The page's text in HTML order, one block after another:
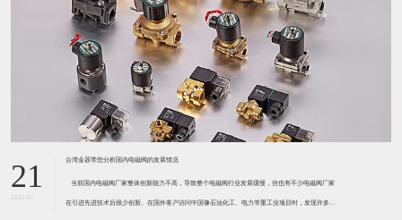
21
2021-01
台湾金器带您分析国内电磁阀的发展情况
​ 当前国内电磁阀厂家整体创新能力不高，导致整个电磁阀行业发展缓慢，但也有不少电磁阀厂家
在引进先进技术后很少创新。在国外客户访问中国像石油化工、电力等重工业项目时，发现许多项